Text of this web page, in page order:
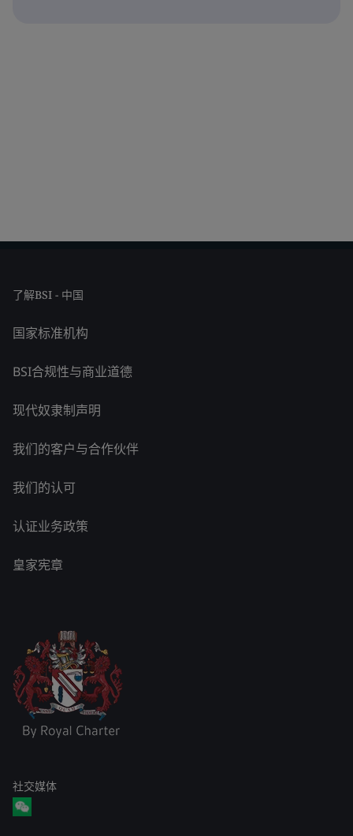
了解BSI - 中国
国家标准机构
BSI合规性与商业道德
现代奴隶制声明
我们的客户与合作伙伴
我们的认可
认证业务政策
皇家宪章
社交媒体